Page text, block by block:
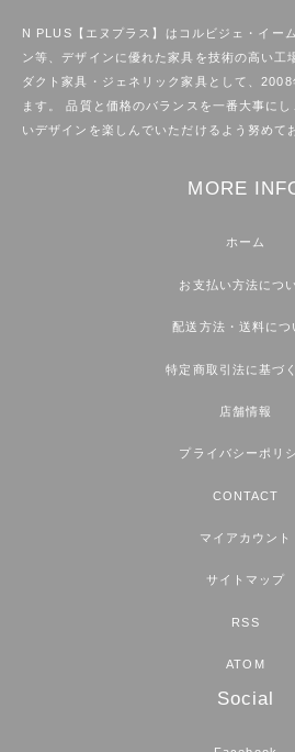
N PLUS【エヌプラス】はコルビジェ・イー
ン等、デザインに優れた家具を技術の高い工
ダクト家具・ジェネリック家具として、
ます。 品質と価格のバランスを一番大事に
いデザインを楽しんでいただけるよう努めて
MORE
ホーム
お支払い方法につ
配送方法・送料につ
特定商取引法に基づ
店舗情報
プライバシーポリ
CONTACT
マイアカウント
サイトマップ
RSS
ATOM
Social